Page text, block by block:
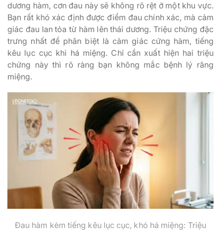
dương hàm, cơn đau này sẽ không rõ rệt ở một khu vực.
Bạn rất khó xác định được điểm đau chính xác, mà cảm
giác đau lan tỏa từ hàm lên thái dương. Triệu chứng đặc
trưng nhất để phân biệt là cảm giác cứng hàm, tiếng
kêu lục cục khi há miệng. Chỉ cần xuất hiện hai triệu
chứng này thì rõ ràng bạn không mắc bệnh lý răng
miệng.
Đau hàm kèm tiếng kêu lục cục, khó há miệng: Triệu